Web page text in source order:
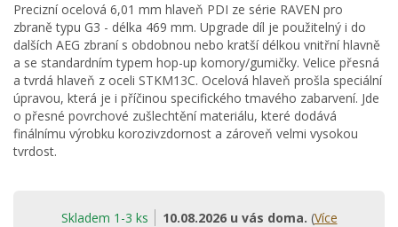
Precizní ocelová 6,01 mm hlaveň PDI ze série RAVEN pro
zbraně typu G3 - délka 469 mm. Upgrade díl je použitelný i do
dalších AEG zbraní s obdobnou nebo kratší délkou vnitřní hlavně
a se standardním typem hop-up komory/gumičky. Velice přesná
a tvrdá hlaveň z oceli STKM13C. Ocelová hlaveň prošla speciální
úpravou, která je i příčinou specifického tmavého zabarvení. Jde
o přesné povrchové zušlechtění materiálu, které dodává
finálnímu výrobku korozivzdornost a zároveň velmi vysokou
tvrdost.
Skladem 1-3 ks 10.08.2026 u vás doma. (Více